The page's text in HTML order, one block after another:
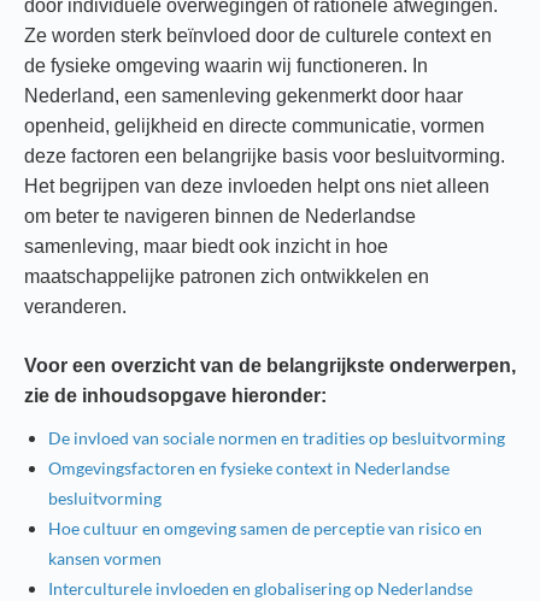
door individuele overwegingen of rationele afwegingen.
Ze worden sterk beïnvloed door de culturele context en
de fysieke omgeving waarin wij functioneren. In
Nederland, een samenleving gekenmerkt door haar
openheid, gelijkheid en directe communicatie, vormen
deze factoren een belangrijke basis voor besluitvorming.
Het begrijpen van deze invloeden helpt ons niet alleen
om beter te navigeren binnen de Nederlandse
samenleving, maar biedt ook inzicht in hoe
maatschappelijke patronen zich ontwikkelen en
veranderen.
Voor een overzicht van de belangrijkste onderwerpen,
zie de inhoudsopgave hieronder:
De invloed van sociale normen en tradities op besluitvorming
Omgevingsfactoren en fysieke context in Nederlandse
besluitvorming
Hoe cultuur en omgeving samen de perceptie van risico en
kansen vormen
Interculturele invloeden en globalisering op Nederlandse